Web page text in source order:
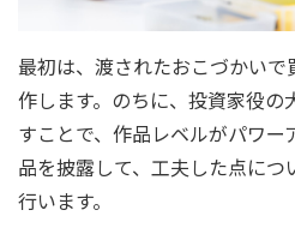
最初は、渡されたおこづかい
作します。のちに、投資家役の
すことで、作品レベルがパワ
品を披露して、工夫した点に
行います。